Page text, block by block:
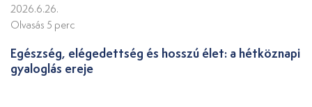
2026.6.26.
Olvasás 5 perc
Egészség, elégedettség és hosszú élet: a hétköznapi
gyaloglás ereje